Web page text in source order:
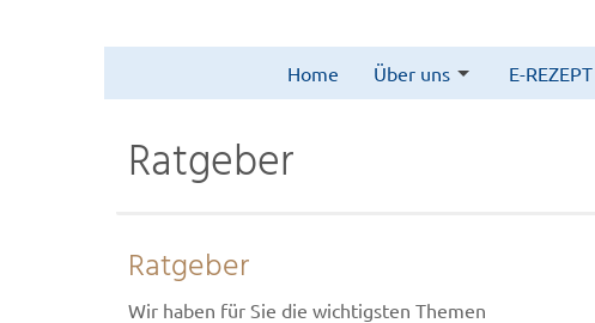
Home Über uns E-REZEPT
Ratgeber
Ratgeber
Wir haben für Sie die wichtigsten Themen